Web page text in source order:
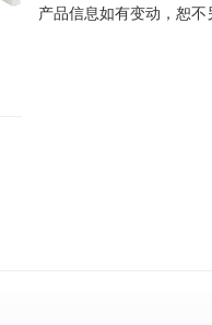
产品信息如有变动，恕不